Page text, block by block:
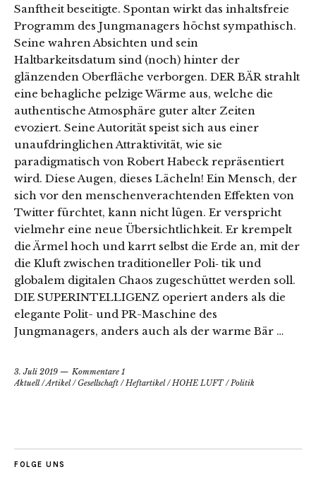
Sanftheit beseitigte. Spontan wirkt das inhaltsfreie
Programm des Jungmanagers höchst sympathisch.
Seine wahren Absichten und sein
Haltbarkeitsdatum sind (noch) hinter der
glänzenden Oberfläche verborgen. DER BÄR strahlt
eine behagliche pelzige Wärme aus, welche die
authentische Atmosphäre guter alter Zeiten
evoziert. Seine Autorität speist sich aus einer
unaufdringlichen Attraktivität, wie sie
paradigmatisch von Robert Habeck repräsentiert
wird. Diese Augen, dieses Lächeln! Ein Mensch, der
sich vor den menschenverachtenden Effekten von
Twitter fürchtet, kann nicht lügen. Er verspricht
vielmehr eine neue Übersichtlichkeit. Er krempelt
die Ärmel hoch und karrt selbst die Erde an, mit der
die Kluft zwischen traditioneller Poli‑ tik und
globalem digitalen Chaos zugeschüttet werden soll.
DIE SUPERINTELLIGENZ operiert anders als die
elegante Polit- und PR-Maschine des
Jungmanagers, anders auch als der warme Bär …
3. Juli 2019
Kommentare 1
Aktuell/Artikel/Gesellschaft /Heftartikel/HOHE LUFT/Politik
FOLGE UNS